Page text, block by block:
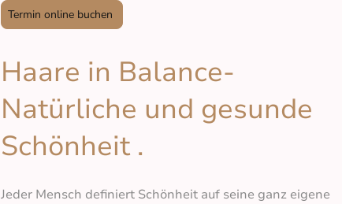
Termin online buchen
Haare in Balance-
Natürliche und gesunde
Schönheit .
Jeder Mensch definiert Schönheit auf seine ganz eigene